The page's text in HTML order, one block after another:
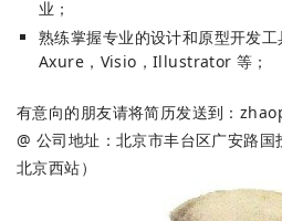
业；
熟练掌握专业的设计和原型开发
Axure，Visio，Illustrator 等；
有意向的朋友请将简历发送到：
@ 公司地址：北京市丰台区广安路
北京西站）